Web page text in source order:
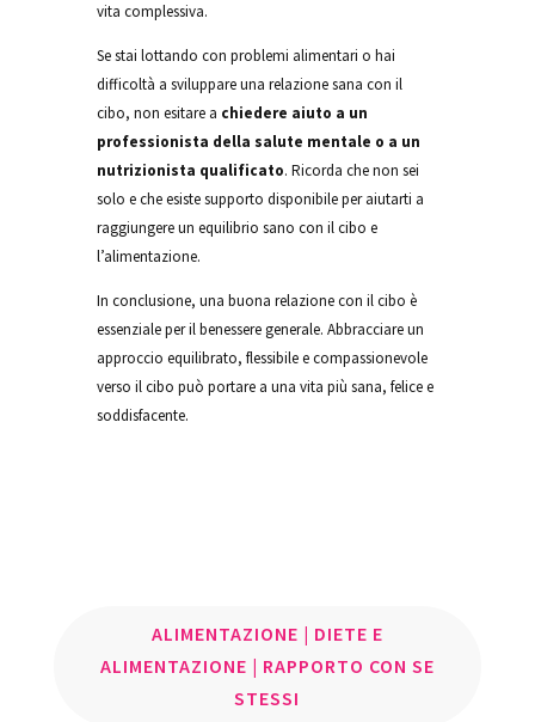
vita complessiva.
Se stai lottando con problemi alimentari o hai
difficoltà a sviluppare una relazione sana con il
cibo, non esitare a chiedere aiuto a un
professionista della salute mentale o a un
nutrizionista qualificato. Ricorda che non sei
solo e che esiste supporto disponibile per aiutarti a
raggiungere un equilibrio sano con il cibo e
l’alimentazione.
In conclusione, una buona relazione con il cibo è
essenziale per il benessere generale. Abbracciare un
approccio equilibrato, flessibile e compassionevole
verso il cibo può portare a una vita più sana, felice e
soddisfacente.
ALIMENTAZIONE | DIETE E
ALIMENTAZIONE | RAPPORTO CON SE
STESSI